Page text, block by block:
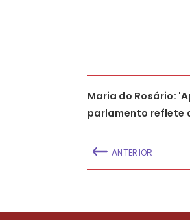
Maria do Rosário:
parlamento reflete
ANTERIOR